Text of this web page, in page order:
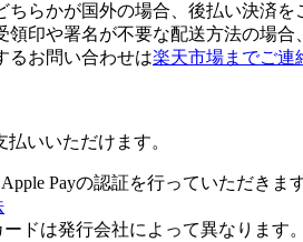
らかが国外の場合、後払い決済を
印や署名が不要な配送方法の場合
るお問い合わせは楽天市場までご連
払いいただけます。
Payの認証を行っていただきます
ドは発行会社によって異なります。